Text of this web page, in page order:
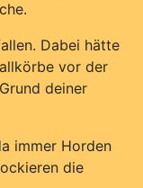
Dabei hätte
vor der
deiner
immer Horden
die